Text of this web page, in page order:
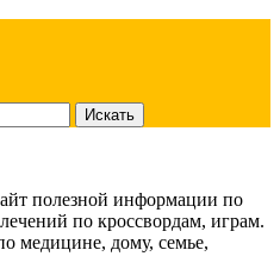
полезной информации по
по кроссвордам, играм.
медицине, дому, семье,